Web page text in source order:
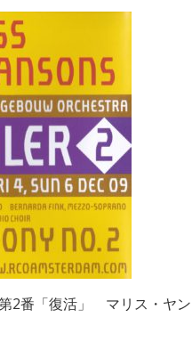
2番「復活」 マリス・ヤ